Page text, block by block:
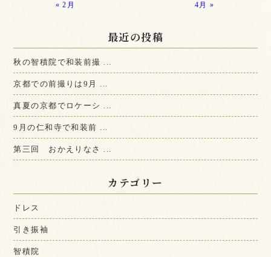
« 2月 4月 »
最近の投稿
秋の智積院で和装前撮 ...
京都での前撮りは9月 ...
真夏の京都でロケーシ ...
9月の仁和寺で和装前 ...
第三回 おかえりなさ ...
カテゴリー
ドレス
引き振袖
智積院